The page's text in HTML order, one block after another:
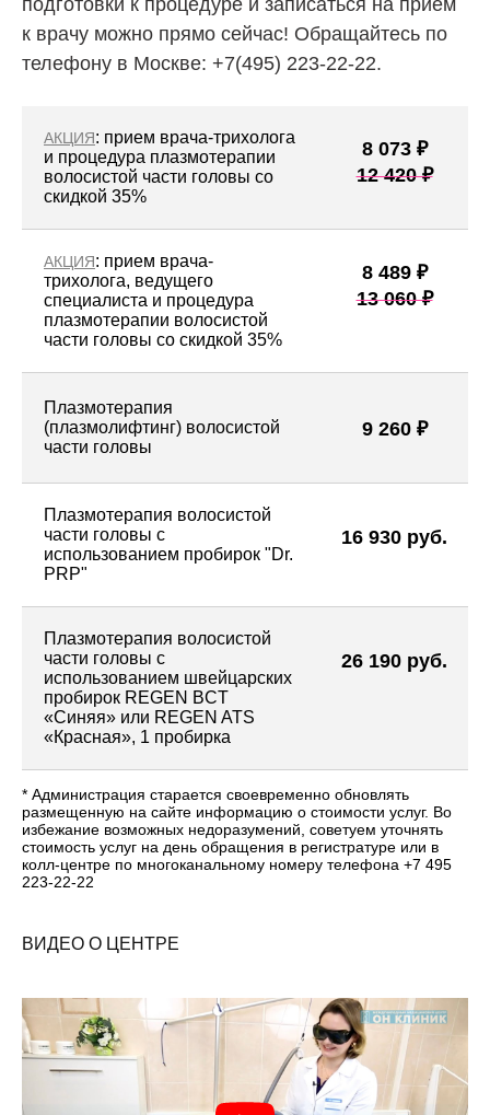
к врачу можно прямо сейчас! Обращайтесь по
телефону в Москве: +7(495) 223-22-22.
АКЦИЯ: прием врача-трихолога
и процедура плазмотерапии
волосистой части головы со
скидкой 35%
8 073 ₽
12 420 ₽
АКЦИЯ: прием врача-
трихолога, ведущего
специалиста и процедура
плазмотерапии волосистой
части головы со скидкой 35%
8 489 ₽
13 060 ₽
Плазмотерапия
(плазмолифтинг) волосистой
части головы
9 260 ₽
Плазмотерапия волосистой
части головы с
использованием пробирок "Dr.
PRP"
16 930 руб.
Плазмотерапия волосистой
части головы с
использованием швейцарских
пробирок REGEN BСT
«Синяя» или REGEN ATS
«Красная», 1 пробирка
26 190 руб.
* Администрация старается своевременно обновлять
размещенную на сайте информацию о стоимости услуг. Во
избежание возможных недоразумений, советуем уточнять
стоимость услуг на день обращения в регистратуре или в
колл-центре по многоканальному номеру телефона +7 495
223-22-22
ВИДЕО О ЦЕНТРЕ